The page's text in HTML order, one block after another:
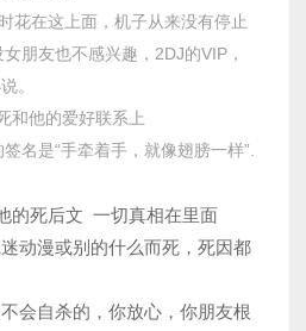
花在这上面，机子从来没有停止
朋友也不感兴趣，2DJ的VIP，
。
和他的爱好联系上
名是“手牵着手，就像翅膀一样”.
的死后文 一切真相在里面
动漫或别的什么而死，死因都
会自杀的，你放心，你朋友根